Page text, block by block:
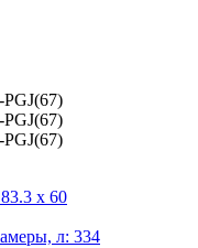
х 60
л: 334